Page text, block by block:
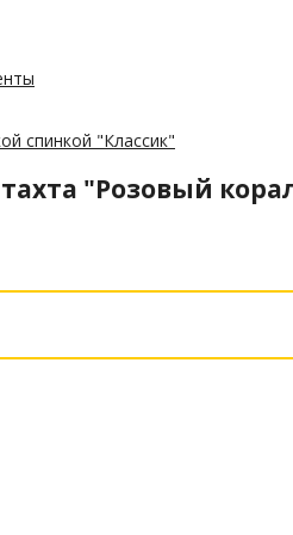
спинкой "Классик"
"Розовый